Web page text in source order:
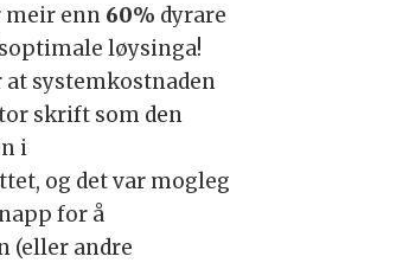
meir enn 60% dyrare
løysinga!
systemkostnaden
skrift som den
i
og det var mogleg
for å
(eller andre